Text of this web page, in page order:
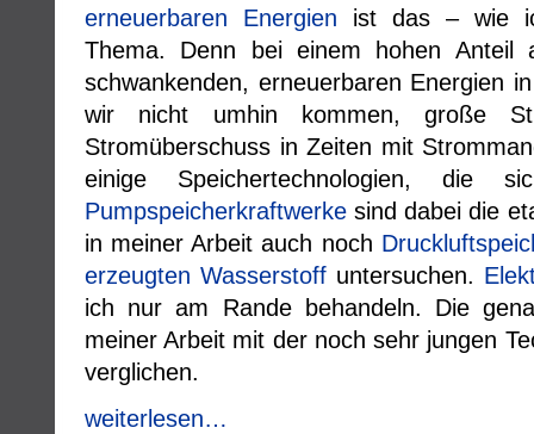
erneuerbaren Energien ist das – wie
Thema. Denn bei einem hohen Anteil
schwankenden, erneuerbaren Energien
wir nicht umhin kommen, große
Stromüberschuss in Zeiten mit
einige Speichertechnologien, die
Pumpspeicherkraftwerke sind dabei die
in meiner Arbeit auch noch
erzeugten Wasserstoff untersuchen.
ich nur am Rande behandeln. Die
meiner Arbeit mit der noch sehr jungen
verglichen.
weiterlesen…